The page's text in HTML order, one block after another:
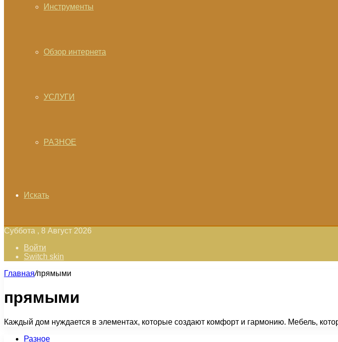
Инструменты
Обзор интернета
УСЛУГИ
РАЗНОЕ
Искать
Суббота , 8 Август 2026
Войти
Switch skin
Главная/прямыми
прямыми
Каждый дом нуждается в элементах, которые создают комфорт и гармонию. Мебель,
Разное